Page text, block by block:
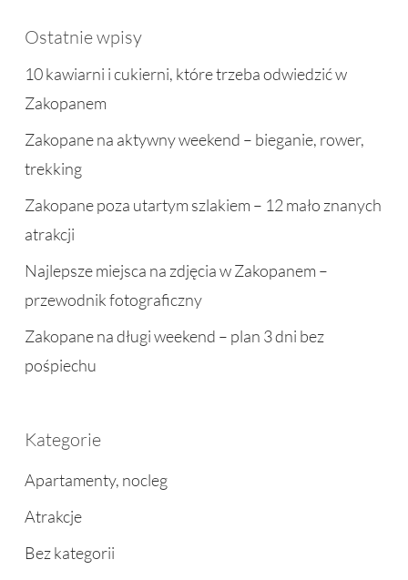
Ostatnie wpisy
10 kawiarni i cukierni, które trzeba odwiedzić w
Zakopanem
Zakopane na aktywny weekend – bieganie, rower,
trekking
Zakopane poza utartym szlakiem – 12 mało znanych
atrakcji
Najlepsze miejsca na zdjęcia w Zakopanem –
przewodnik fotograficzny
Zakopane na długi weekend – plan 3 dni bez
pośpiechu
Kategorie
Apartamenty, nocleg
Atrakcje
Bez kategorii